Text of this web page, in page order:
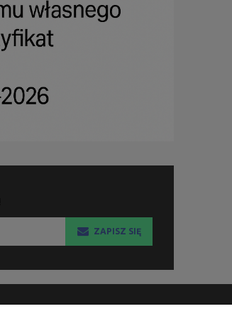
ZAPISZ SIĘ